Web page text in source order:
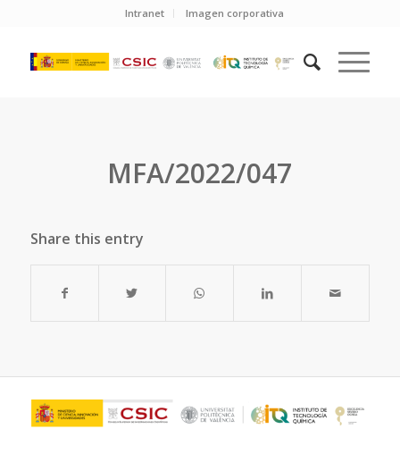
Intranet Imagen corporativa
MFA/2022/047
Share this entry